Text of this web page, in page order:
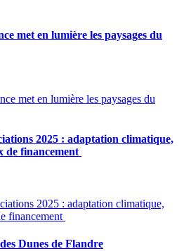
met en lumière les paysages du
2025 : adaptation climatique,
de financement
Dunes de Flandre